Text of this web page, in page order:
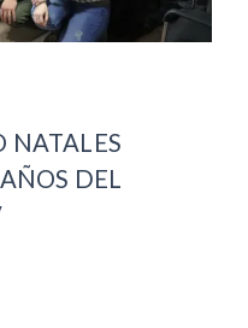
NATALES
DEL